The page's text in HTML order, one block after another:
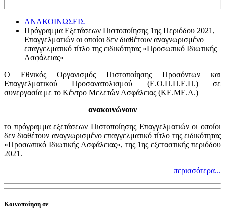
ΑΝΑΚΟΙΝΩΣΕΙΣ
Πρόγραμμα Εξετάσεων Πιστοποίησης 1ης Περιόδου 2021,
Επαγγελματιών οι οποίοι δεν διαθέτουν αναγνωρισμένο
επαγγελματικό τίτλο της ειδικότητας «Προσωπικό Ιδιωτικής
Ασφάλειας»
Ο Εθνικός Οργανισμός Πιστοποίησης Προσόντων και
Επαγγελματικού Προσανατολισμού (Ε.Ο.Π.Π.Ε.Π.) σε
συνεργασία με το Κέντρο Μελετών Ασφάλειας (ΚΕ.ΜΕ.Α.)
ανακοινώνουν
το πρόγραμμα εξετάσεων Πιστοποίησης Επαγγελματιών οι οποίοι
δεν διαθέτουν αναγνωρισμένο επαγγελματικό τίτλο της ειδικότητας
«Προσωπικό Ιδιωτικής Ασφάλειας», της 1ης εξεταστικής περιόδου
2021.
περισσότερα...
Κοινοποίηση σε